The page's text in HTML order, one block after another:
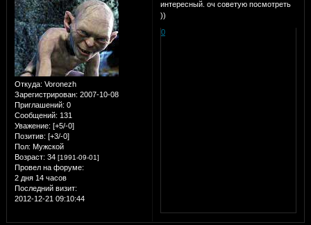
Откуда: Voronezh
Зарегистрирован: 2007-10-08
Приглашений: 0
Сообщений: 131
Уважение: [+5/-0]
Позитив: [+3/-0]
Пол: Мужской
Возраст: 34 [1991-09-01]
Провел на форуме:
2 дня 14 часов
Последний визит:
2012-12-21 09:10:44
интересный. оч советую посмотреть
))
0